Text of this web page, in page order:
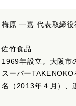
梅原 一嘉 代表取締役
佐竹食品
1969年設立。大阪市
スーパー
名（2013年４月）、